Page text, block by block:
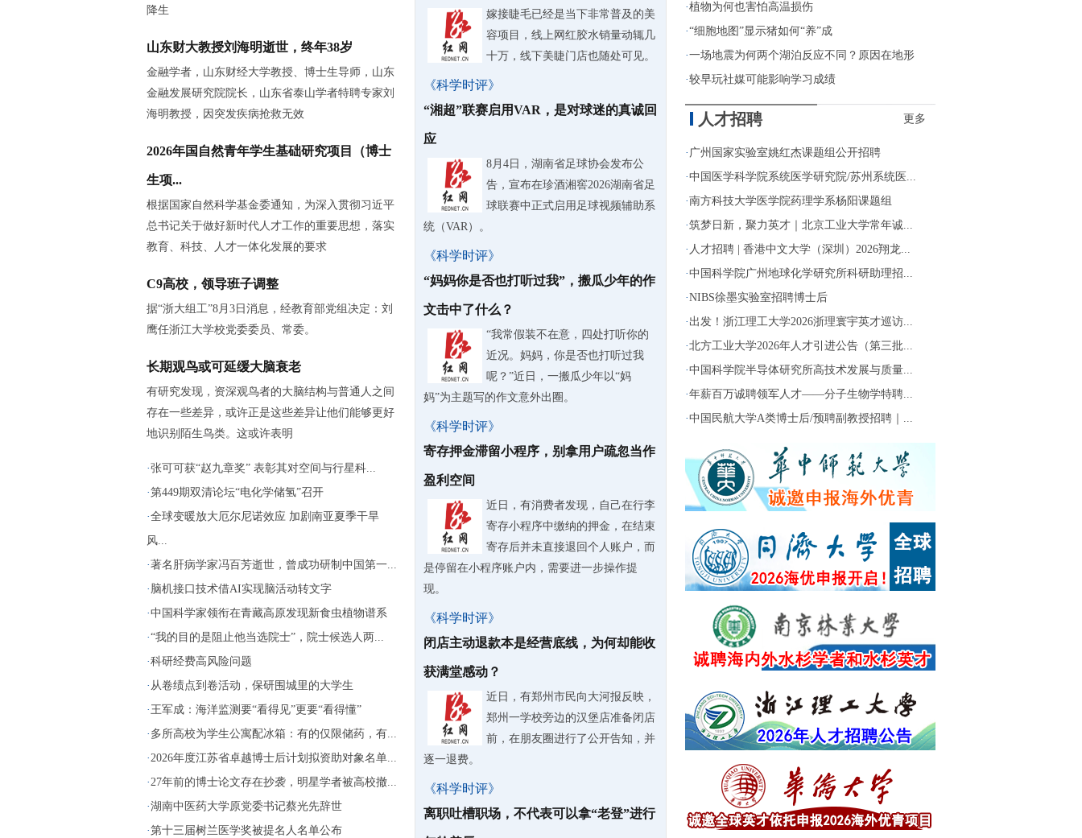
降生
山东财大教授刘海明逝世，终年38岁
金融学者，山东财经大学教授、博士生导师，山东
金融发展研究院院长，山东省泰山学者特聘专家刘
海明教授，因突发疾病抢救无效
2026年国自然青年学生基础研究项目（博士
生项...
根据国家自然科学基金委通知，为深入贯彻习近平
总书记关于做好新时代人才工作的重要思想，落实
教育、科技、人才一体化发展的要求
C9高校，领导班子调整
据“浙大组工”8月3日消息，经教育部党组决定：刘
鹰任浙江大学校党委委员、常委。
长期观鸟或可延缓大脑衰老
有研究发现，资深观鸟者的大脑结构与普通人之间
存在一些差异，或许正是这些差异让他们能够更好
地识别陌生鸟类。这或许表明
·张可可获“赵九章奖” 表彰其对空间与行星科...
·第449期双清论坛“电化学储氢”召开
·全球变暖放大厄尔尼诺效应 加剧南亚夏季干旱
风...
·著名肝病学家冯百芳逝世，曾成功研制中国第一...
· 脑机接口技术借AI实现脑活动转文字
·中国科学家领衔在青藏高原发现新食虫植物谱系
·“我的目的是阻止他当选院士”，院士候选人两...
·科研经费高风险问题
· 从卷绩点到卷活动，保研围城里的大学生
· 王军成：海洋监测要“看得见”更要“看得懂”
· 多所高校为学生公寓配冰箱：有的仅限储药，有...
·2026年度江苏省卓越博士后计划拟资助对象名单...
·27年前的博士论文存在抄袭，明星学者被高校撤...
·湖南中医药大学原党委书记蔡光先辞世
·第十三届树兰医学奖被提名人名单公布
嫁接睫毛已经是当下非常普及的美
容项目，线上网红胶水销量动辄几
十万，线下美睫门店也随处可见。
《科学时评》
“湘超”联赛启用VAR，是对球迷的真诚回
应
8月4日，湖南省足球协会发布公
告，宣布在珍酒湘窖2026湖南省足
球联赛中正式启用足球视频辅助系
统（VAR）。
《科学时评》
“妈妈你是否也打听过我”，搬瓜少年的作
文击中了什么？
“我常假装不在意，四处打听你的
近况。妈妈，你是否也打听过我
呢？”近日，一搬瓜少年以“妈
妈”为主题写的作文意外出圈。
《科学时评》
寄存押金滞留小程序，别拿用户疏忽当作
盈利空间
近日，有消费者发现，自己在行李
寄存小程序中缴纳的押金，在结束
寄存后并未直接退回个人账户，而
是停留在小程序账户内，需要进一步操作提
现。
《科学时评》
闭店主动退款本是经营底线，为何却能收
获满堂感动？
近日，有郑州市民向大河报反映，
郑州一学校旁边的汉堡店准备闭店
前，在朋友圈进行了公开告知，并
逐一退费。
《科学时评》
离职吐槽职场，不代表可以拿“老登”进行
·植物为何也害怕高温损伤
·“细胞地图”显示猪如何“养”成
·一场地震为何两个湖泊反应不同？原因在地形
·较早玩社媒可能影响学习成绩
人才招聘 更多
· 广州国家实验室姚红杰课题组公开招聘
·中国医学科学院系统医学研究院/苏州系统医...
·南方科技大学医学院药理学系杨阳课题组
·筑梦日新，聚力英才｜北京工业大学常年诚...
· 人才招聘 | 香港中文大学（深圳）2026翔龙...
·中国科学院广州地球化学研究所科研助理招...
·NIBS徐墨实验室招聘博士后
· 出发！浙江理工大学2026浙理寰宇英才巡访...
·北方工业大学2026年人才引进公告（第三批...
·中国科学院半导体研究所高技术发展与质量...
·年薪百万诚聘领军人才——分子生物学特聘...
·中国民航大学A类博士后/预聘副教授招聘｜...